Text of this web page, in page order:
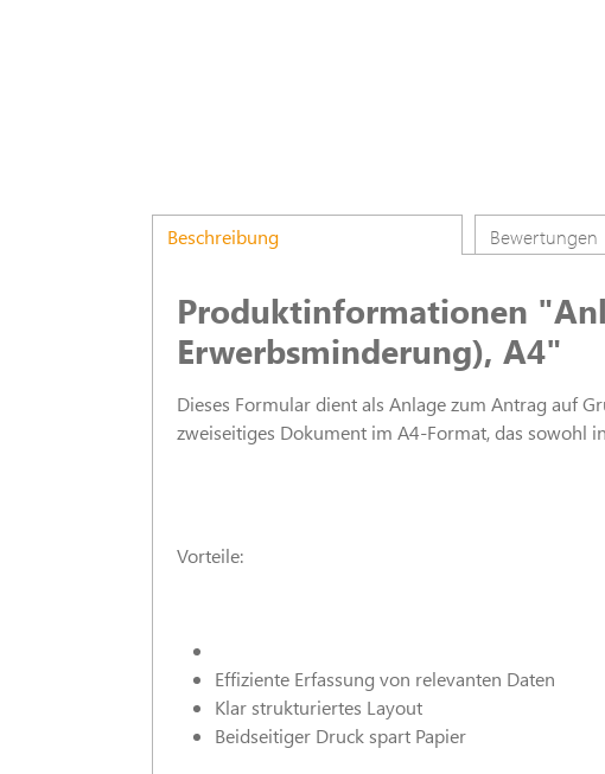
Beschreibung Bewertungen
Produktinformationen
Erwerbsminderung), A4"
Dieses Formular dient als Anlage zum Antrag auf
zweiseitiges Dokument im A4-Format, das sowohl
Vorteile:
Effiziente Erfassung von relevanten Daten
Klar strukturiertes Layout
Beidseitiger Druck spart Papier